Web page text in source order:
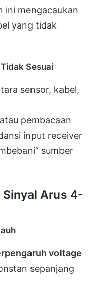
ini mengacaukan
yang tidak
Sesuai
sensor, kabel,
atau pembacaan
input receiver
sumber
Arus 4-
voltage
sepanjang